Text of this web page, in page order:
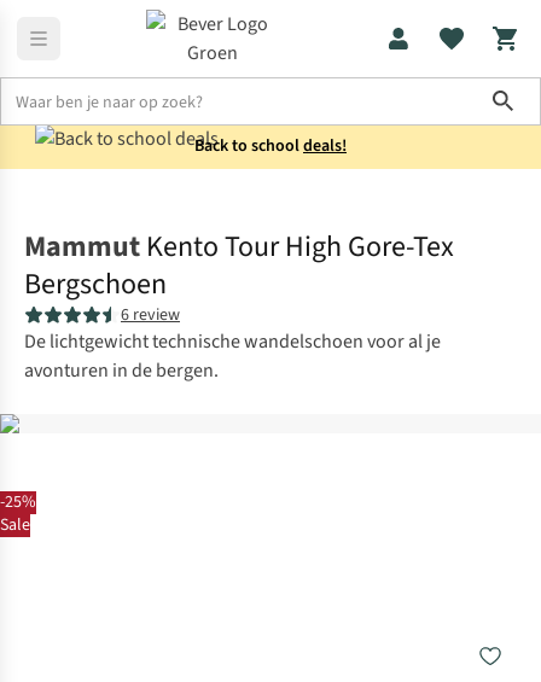
Back to schooldeals!
-25%
Sale
Mammut Kento Tour High Gore-Tex
Bergschoen
6 review
De lichtgewicht technische wandelschoen voor al je
avonturen in de bergen.